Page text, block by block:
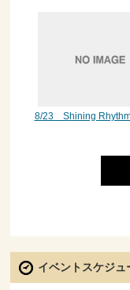
8/23 Shining
イベントスケジュ